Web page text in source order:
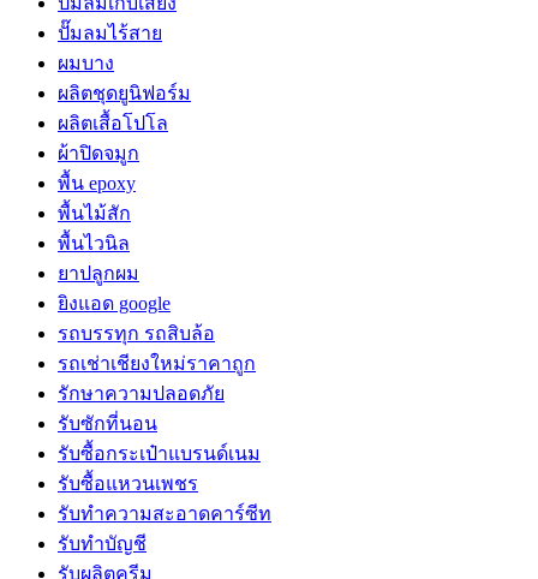
ปั๊มลมไร้สาย
ผมบาง
ผลิตชุดยูนิฟอร์ม
ผลิตเสื้อโปโล
ผ้าปิดจมูก
พื้น epoxy
พื้นไม้สัก
พื้นไวนิล
ยาปลูกผม
ยิงแอด google
รถบรรทุก รถสิบล้อ
รถเช่าเชียงใหม่ราคาถูก
รักษาความปลอดภัย
รับซักที่นอน
รับซื้อกระเป๋าแบรนด์เนม
รับซื้อแหวนเพชร
รับทำความสะอาดคาร์ซีท
รับทำบัญชี
รับผลิตครีม